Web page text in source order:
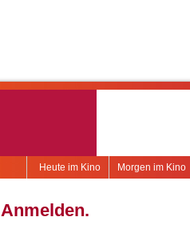
Morgen im Kino
Heute im Kino
Anmelden.